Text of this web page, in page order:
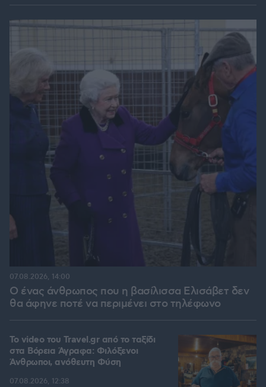
Ο ένας άνθρωπος που η βασίλισσα Ελισάβετ δεν
θα άφηνε ποτέ να περιμένει στο τηλέφωνο
07.08.2026, 14:00
To video του Travel.gr από το ταξίδι
στα Βόρεια Άγραφα: Φιλόξενοι
Άνθρωποι, ανόθευτη Φύση
07.08.2026, 12:38